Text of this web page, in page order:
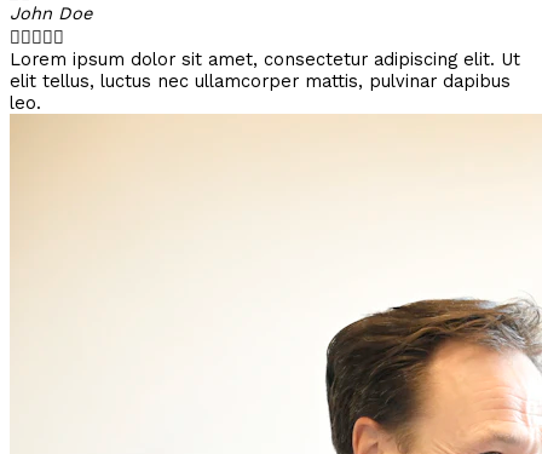
John Doe

Lorem ipsum dolor sit amet, consectetur adipiscing elit. Ut
elit tellus, luctus nec ullamcorper mattis, pulvinar dapibus
leo.